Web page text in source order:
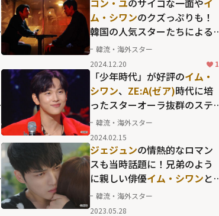
コン・ユのサイコな一面やイ
ム・シワンのクズっぷりも！
韓国の人気スターたちによる
濃密な人間模様に魅せられる
「イカゲーム」シーズン2の深
化
韓流・海外スター
2024.12.20
1
「少年時代」が好評のイム・
シワン、 ZE:A(ゼア)時代に培
ったスターオーラ抜群のステ
ージパフォーマンス
韓流・海外スター
2024.02.15
ジェジュンの情熱的なロマン
スも当時話題に！兄弟のよう
に親しい俳優イム・シワンと
の「10年来の友情」
韓流・海外スター
2023.05.28